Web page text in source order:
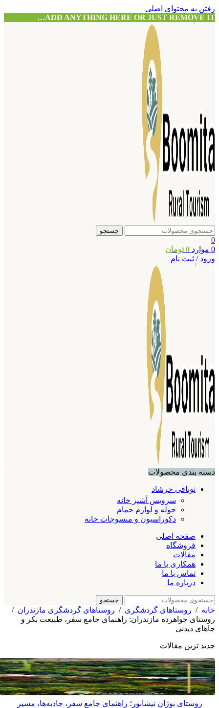
رفتن به محتوای اصلی
ADD ANYTHING HERE OR JUST REMOVE IT…
جستجو
0
0 موارد 0 تومان
ورود / ثبت نام
دسته بندی محصولات
توبافی خرشاد
سرویس آشپز خانه
حوله و لوازم حمام
دکوراسیون و منسوجات خانه
صفحه اصلی
فروشگاه
مقالات
همکاری با ما
تماس با ما
درباره ما
جستجو
خانه / روستاهای گردشگری / روستاهای گردشگری مازندران /
روستای جواهرده مازندران: راهنمای جامع سفر، طبیعت بکر و
جاهای دیدنی
جدید ترین مقالات
روستای بوژان نیشابور؛ راهنمای جامع سفر، جاذبه‌ها، مسیر